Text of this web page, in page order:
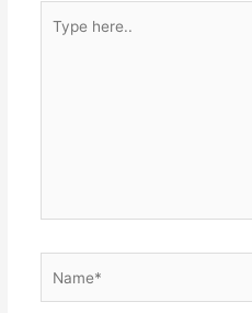
here..